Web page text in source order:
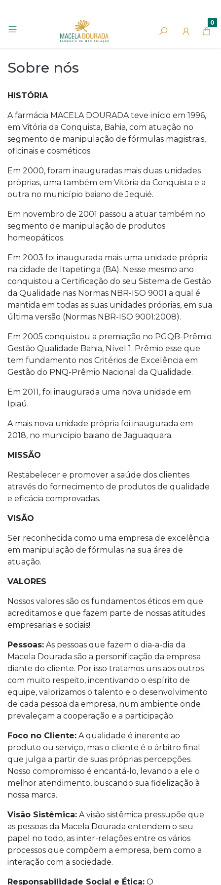
0
Sobre nós
HISTÓRIA
A farmácia MACELA DOURADA teve início em 1996,
em Vitória da Conquista, Bahia, com atuação no
segmento de manipulação de fórmulas magistrais,
oficinais e cosméticos.
Em 2000, foram inauguradas mais duas unidades
próprias, uma também em Vitória da Conquista e a
outra no município baiano de Jequié.
Em novembro de 2001 passou a atuar também no
segmento de manipulação de produtos
homeopáticos.
Em 2003 foi inaugurada mais uma unidade própria
na cidade de Itapetinga (BA). Nesse mesmo ano
conquistou a Certificação do seu Sistema de Gestão
da Qualidade nas Normas NBR-ISO 9001 a qual é
mantida em todas as suas unidades próprias, em sua
última versão (Normas NBR-ISO 9001:2008).
Em 2005 conquistou a premiação no PGQB-Prêmio
Gestão Qualidade Bahia, Nível 1. Prêmio esse que
tem fundamento nos Critérios de Excelência em
Gestão do PNQ-Prêmio Nacional da Qualidade.
Em 2011, foi inaugurada uma nova unidade em
Ipiaú.
A mais nova unidade própria foi inaugurada em
2018, no município baiano de Jaguaquara.
MISSÃO
Restabelecer e promover a saúde dos clientes
através do fornecimento de produtos de qualidade
e eficácia comprovadas.
VISÃO
Ser reconhecida como uma empresa de excelência
em manipulação de fórmulas na sua área de
atuação.
VALORES
Nossos valores são os fundamentos éticos em que
acreditamos e que fazem parte de nossas atitudes
empresariais e sociais!
Pessoas: As pessoas que fazem o dia-a-dia da
Macela Dourada são a personificação da empresa
diante do cliente. Por isso tratamos uns aos outros
com muito respeito, incentivando o espírito de
equipe, valorizamos o talento e o desenvolvimento
de cada pessoa da empresa, num ambiente onde
prevaleçam a cooperação e a participação.
Foco no Cliente: A qualidade é inerente ao
produto ou serviço, mas o cliente é o árbitro final
que julga a partir de suas próprias percepções.
Nosso compromisso é encantá-lo, levando a ele o
melhor atendimento, buscando sua fidelização à
nossa marca.
Visão Sistêmica: A visão sistêmica pressupõe que
as pessoas da Macela Dourada entendem o seu
papel no todo, as inter-relações entre os vários
processos que compõem a empresa, bem como a
interação com a sociedade.
Responsabilidade Social e Ética: O